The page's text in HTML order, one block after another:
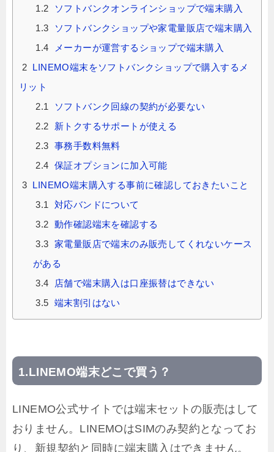
1.2
ソフトバンクオンラインショップで端末購入
1.3
ソフトバンクショップや家電量販店で端末購入
1.4
メーカーが運営するショップで端末購入
2 LINEMO端末をソフトバンクショップで購入するメ
リット
2.1
ソフトバンク回線の契約が必要ない
2.2
新トクするサポートが使える
2.3 事務手数料無料
2.4 保証オプションに加入可能
3 LINEMO端末購入する事前に確認しておきたいこと
3.1
対応バンドについて
3.2 動作確認端末を確認する
3.3 家電量販店で端末のみ販売してくれないケース
がある
3.4
店舗で端末購入は口座振替はできない
3.5 端末割引はない
LINEMO端末どこで買う？
LINEMO公式サイトでは端末セットの販売はして
おりません。LINEMOはSIMのみ契約となってお
り、新規契約と同時に端末購入はできません。